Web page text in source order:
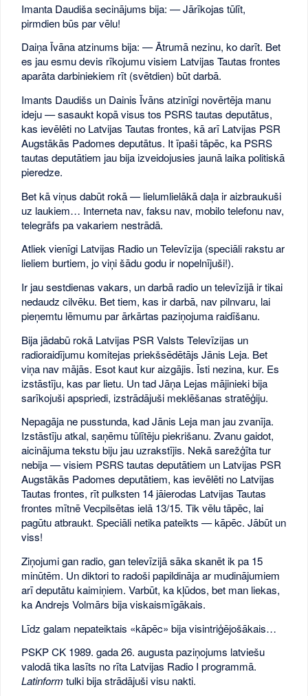
Imanta Daudiša secinājums bija: — Jārīkojas tūlīt,
pirmdien būs par vēlu!
Daiņa Īvāna atzinums bija: — Ātrumā nezinu, ko darīt. Bet
es jau esmu devis rīkojumu visiem Latvijas Tautas frontes
aparāta darbiniekiem rīt (svētdien) būt darbā.
Imants Daudišs un Dainis Īvāns atzinīgi novērtēja manu
ideju — sasaukt kopā visus tos PSRS tautas deputātus,
kas ievēlēti no Latvijas Tautas frontes, kā arī Latvijas PSR
Augstākās Padomes deputātus. It īpaši tāpēc, ka PSRS
tautas deputātiem jau bija izveidojusies jaunā laika politiskā
pieredze.
Bet kā viņus dabūt rokā — lielumlielākā daļa ir aizbraukuši
uz laukiem… Interneta nav, faksu nav, mobilo telefonu nav,
telegrāfs pa vakariem nestrādā.
Atliek vienīgi Latvijas Radio un Televīzija (speciāli rakstu ar
lieliem burtiem, jo viņi šādu godu ir nopelnījuši!).
Ir jau sestdienas vakars, un darbā radio un televīzijā ir tikai
nedaudz cilvēku. Bet tiem, kas ir darbā, nav pilnvaru, lai
pieņemtu lēmumu par ārkārtas paziņojuma raidīšanu.
Bija jādabū rokā Latvijas PSR Valsts Televīzijas un
radioraidījumu komitejas priekšsēdētājs Jānis Leja. Bet
viņa nav mājās. Esot kaut kur aizgājis. Īsti nezina, kur. Es
izstāstīju, kas par lietu. Un tad Jāņa Lejas mājinieki bija
sarīkojuši apspriedi, izstrādājuši meklēšanas stratēģiju.
Nepagāja ne pusstunda, kad Jānis Leja man jau zvanīja.
Izstāstīju atkal, saņēmu tūlītēju piekrišanu. Zvanu gaidot,
aicinājuma tekstu biju jau uzrakstījis. Nekā sarežģīta tur
nebija — visiem PSRS tautas deputātiem un Latvijas PSR
Augstākās Padomes deputātiem, kas ievēlēti no Latvijas
Tautas frontes, rīt pulksten 14 jāierodas Latvijas Tautas
frontes mītnē Vecpilsētas ielā 13/15. Tik vēlu tāpēc, lai
pagūtu atbraukt. Speciāli netika pateikts — kāpēc. Jābūt un
viss!
Ziņojumi gan radio, gan televīzijā sāka skanēt ik pa 15
minūtēm. Un diktori to radoši papildināja ar mudinājumiem
arī deputātu kaimiņiem. Varbūt, ka kļūdos, bet man liekas,
ka Andrejs Volmārs bija viskaismīgākais.
Līdz galam nepateiktais «kāpēc» bija visintriģējošākais…
PSKP CK 1989. gada 26. augusta paziņojums latviešu
valodā tika lasīts no rīta Latvijas Radio I programmā.
Latinformtulki bija strādājuši visu nakti.